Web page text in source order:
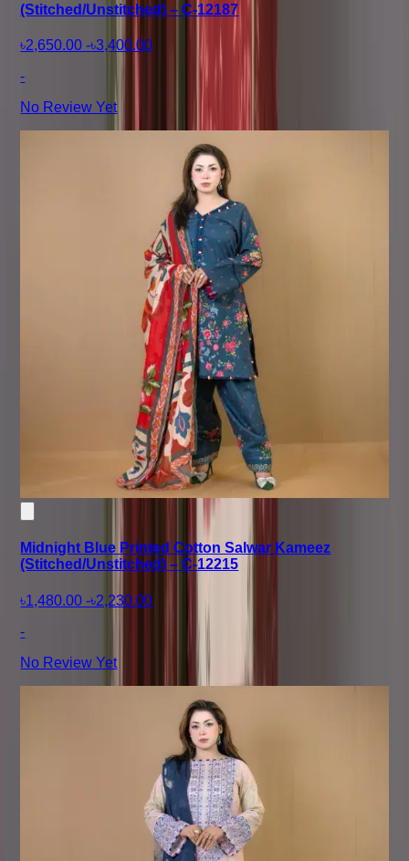
(Stitched/Unstitched) – C-12187
৳2,650.00 -৳3,400.00
-
No Review Yet
Midnight Blue Printed Cotton Salwar Kameez
(Stitched/Unstitched) – C-12215
৳1,480.00 -৳2,230.00
-
No Review Yet